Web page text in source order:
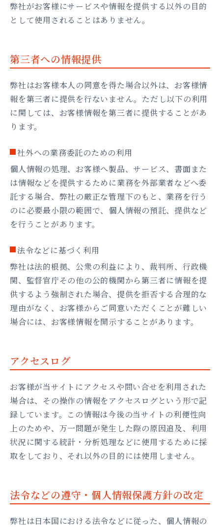
弊社がお客様にサービスや情報を提供する以外の目的
として使用されることはありません。
第三者への情報提供
弊社はお客様本人の同意を得た場合以外は、お客様情
報を第三者に提供を行ないません。ただし以下の利用
に関しては、お客様情報を第三者に提供することがあ
ります。
社外への業務委託のための利用
個人情報の処理、お客様へ製品、サービス、書面また
は情報などを提供するために業務を外部業者などへ委
託する場合、弊社の厳正な管理下のもと、業務を行う
のに必要最小限の範囲で、個人情報の預託、提供など
を行うことがあります。
法令などに基づく利用
弊社は法的根拠、公衆の利益により、裁判所、行政機
関、監督官庁その他の公的機関から第三者に情報を提
供するよう強制された場合、提供を拒否する合理的な
理由がなく、お客様からご同意いただくことが難しい
場合には、お客様情報を開示することがあります。
アクセスログ
お客様が当サイトにアクセスや問い合せを利用された
場合は、その操作の情報をアクセスログという形で記
録しています。この情報は今後の当サイトの利便性向
上のためや、万一問題が発生した際の原因追及、利用
状況に関する統計・分析処理などに使用するために採
取をしており、それ以外の目的には使用しません。
法令などの遵守・個人情報保護方針の改定
弊社は日本国における法令などに従った、個人情報の